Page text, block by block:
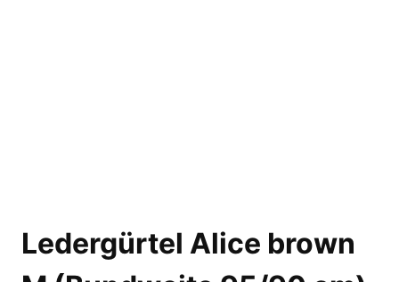
Ledergürtel Alice brown